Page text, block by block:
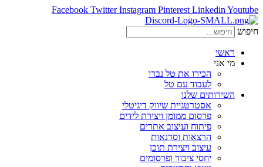
Facebook Twitter Instagram Pinterest Linkedin Youtube
חיפוש
ראשי
מי אני
הכירו את טל נברו
לעבוד עם טל
השירותים שלנו
אסטרטגיית שיווק דיגיטלי
פרסום ממומן ויצירת לידים
פיתוח ועיצוב אתרים
הרצאות וסדנאות
עיצוב ויצירת תוכן
יחסי ציבור ופרסומים